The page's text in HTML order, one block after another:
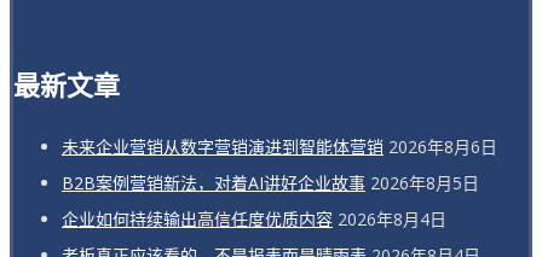
最新文章
未来企业营销从数字营销演进到智能体营销 2026年8月6日
B2B案例营销新法，对着AI讲好企业故事 2026年8月5日
企业如何持续输出高信任度优质内容 2026年8月4日